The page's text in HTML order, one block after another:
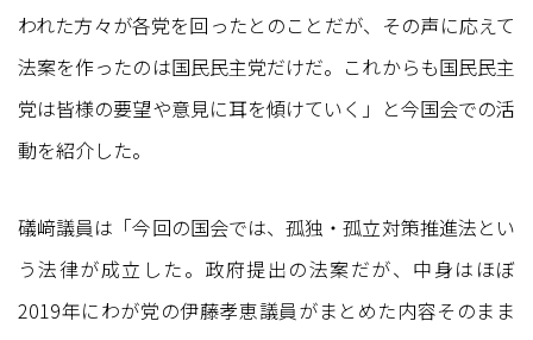
われた方々が各党を回ったとのことだが、その声に応えて
法案を作ったのは国民民主党だけだ。これからも国民民主
党は皆様の要望や意見に耳を傾けていく」と今国会での活
動を紹介した。
礒﨑議員は「今回の国会では、孤独・孤立対策推進法とい
う法律が成立した。政府提出の法案だが、中身はほぼ
2019年にわが党の伊藤孝恵議員がまとめた内容そのまま